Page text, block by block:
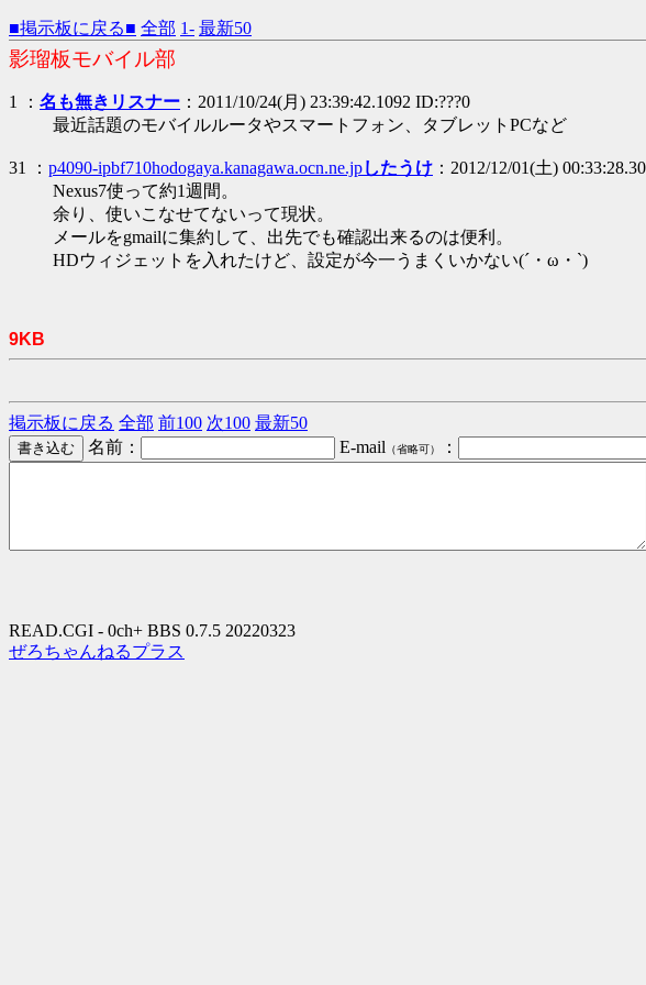
■掲示板に戻る■ 全部 1- 最新50
影瑠板モバイル部
1 ： 名も無きリスナー ：2011/10/24(月) 23:39:42.1092 ID:???0
最近話題のモバイルルータやスマートフォン、タブレットPCなど
31 ： p4090-ipbf710hodogaya.kanagawa.ocn.ne.jpしたうけ ：2012/12/01(土)
Nexus7使って約1週間。
余り、使いこなせてないって現状。
メールをgmailに集約して、出先でも確認出来るのは便利。
HDウィジェットを入れたけど、設定が今一うまくいかない(´・ω・`)
9KB
掲示板に戻る 全部 前100 次100 最新50
名前：
E-mail （省略可） ：
READ.CGI - 0ch+ BBS 0.7.5 20220323
ぜろちゃんねるプラス